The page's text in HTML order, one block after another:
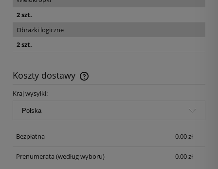
2 szt.
Obrazki logiczne
2 szt.
Koszty dostawy
Kraj wysyłki:
Bezpłatna 0,00 zł
Prenumerata (według wyboru) 0,00 zł